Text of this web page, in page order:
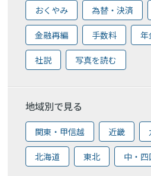
おくやみ 為替・決済
金融再編 手数料 年
社説 写真を読む
地域別で見る
関東・甲信越 近畿
北海道 東北 中・四